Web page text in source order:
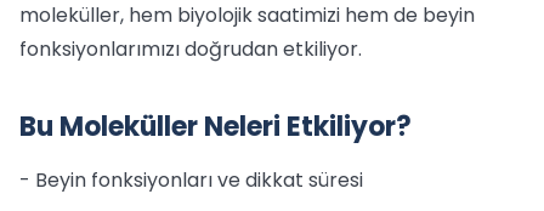
moleküller, hem biyolojik saatimizi hem de beyin
fonksiyonlarımızı doğrudan etkiliyor.
Bu Moleküller Neleri Etkiliyor?
- Beyin fonksiyonları ve dikkat süresi